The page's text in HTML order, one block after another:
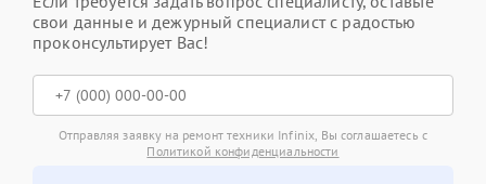
свои данные и дежурный специалист с радостью
проконсультирует Вас!
Отправляя заявку на ремонт техники Infinix, Вы соглашаетесь с
Политикой конфиденциальности